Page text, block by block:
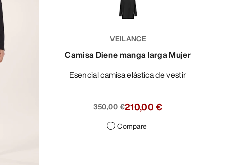
VEILANCE
Camisa Diene manga larga Mujer
Esencial camisa elástica de vestir
350,00 €210,00 €
Compare